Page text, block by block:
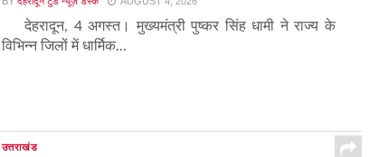
देहरादून, 4 अगस्त। मुख्यमंत्री पुष्कर सिंह धामी ने राज्य के
विभिन्न जिलों में धार्मिक...
उत्तराखंड